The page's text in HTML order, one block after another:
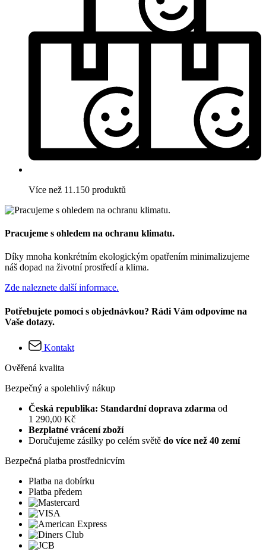
Více než 11.150 produktů
Pracujeme s ohledem na ochranu klimatu.
Díky mnoha konkrétním ekologickým opatřením minimalizujeme
náš dopad na životní prostředí a klima.
Zde naleznete další informace.
Potřebujete pomoci s objednávkou? Rádi Vám odpovíme na
Vaše dotazy.
Kontakt
Ověřená kvalita
Bezpečný a spolehlivý nákup
Česká republika: Standardní doprava zdarma od
1 290,00 Kč
Bezplatné vrácení zboží
Doručujeme zásilky po celém světě do více než 40 zemí
Bezpečná platba prostřednicvím
Platba na dobírku
Platba předem